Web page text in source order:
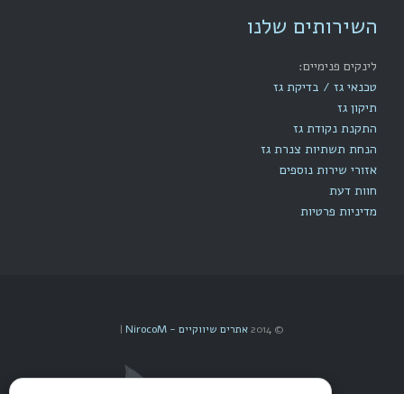
השירותים שלנו
לינקים פנימיים:
טכנאי גז / בדיקת גז
תיקון גז
התקנת נקודת גז
הנחת תשתיות צנרת גז
אזורי שירות נוספים
חוות דעת
מדיניות פרטיות
© 2014 אתרים שיווקיים - NirocoM |